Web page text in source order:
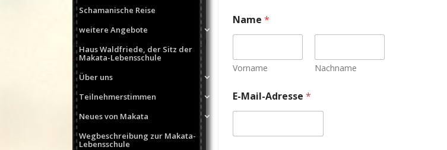
Schamanische Reise
weitere Angebote
Haus Waldfriede, der Sitz der
Makata-Lebensschule
Über uns
Teilnehmerstimmen
Neues von Makata
Wegbeschreibung zur Makata-
Lebensschule
Name *
Vorname Nachname
E-Mail-Adresse *